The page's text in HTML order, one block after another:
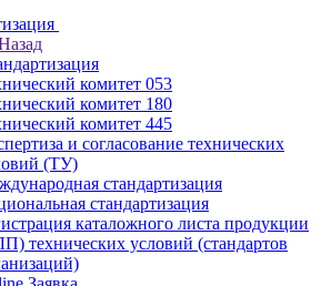
комитет 053
комитет 180
комитет 445
и согласование технических
(ТУ)
стандартизация
стандартизация
каталожного листа продукции
технических условий (стандартов